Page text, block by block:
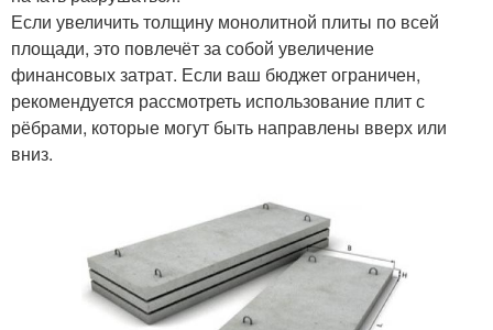
Если увеличить толщину монолитной плиты по всей
площади, это повлечёт за собой увеличение
финансовых затрат. Если ваш бюджет ограничен,
рекомендуется рассмотреть использование плит с
рёбрами, которые могут быть направлены вверх или
вниз.